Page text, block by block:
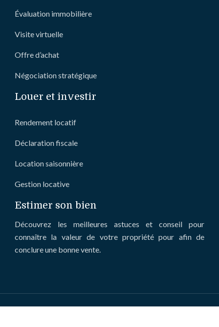
Évaluation immobilière
Visite virtuelle
Offre d’achat
Négociation stratégique
Louer et investir
Rendement locatif
Déclaration fiscale
Location saisonnière
Gestion locative
Estimer son bien
Découvrez les meilleures astuces et conseil pour
connaître la valeur de votre propriété pour afin de
conclure une bonne vente.